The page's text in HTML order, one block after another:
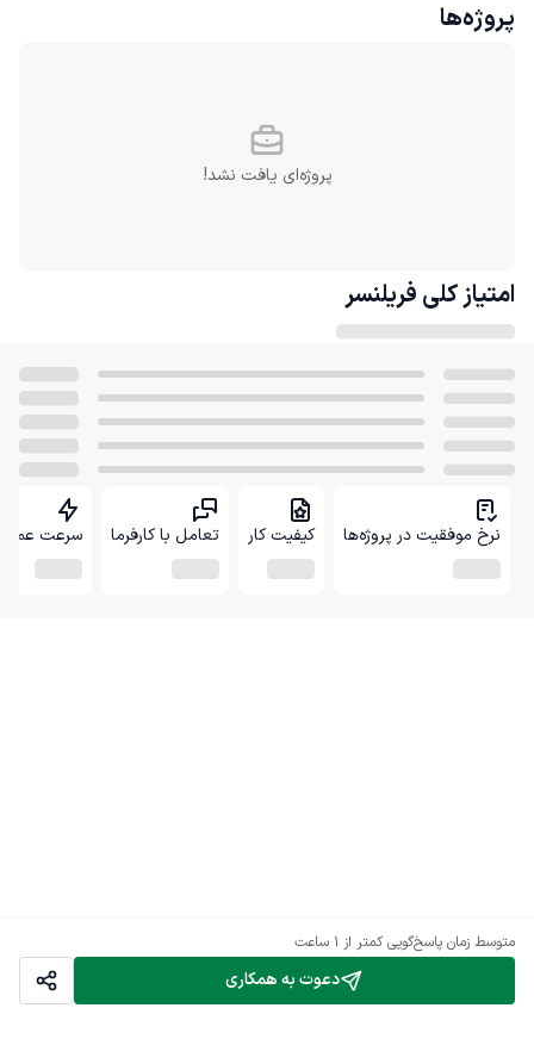
دعوت به همکاری
متوسط زمان پاسخ‌گویی کمتر از 1 ساعت
پروژه‌ها
پروژه‌ای یافت نشد!
امتیاز کلی فریلنسر
نرخ موفقیت در پروژه‌ها کیفیت کار تعامل با کارفرما سرعت عمل